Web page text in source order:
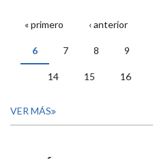
PÁGINAS
« primero ‹ anterior
6 7 8 9
14 15 16
VER MÁS